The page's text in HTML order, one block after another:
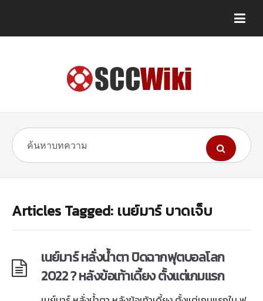
Articles Tagged: เนย์มาร์ บาดเจ็บ
เนย์มาร์ หลั่งน้ำตา ปิดฉากฟุตบอลโลก
2022 ? หลังข้อเท้าเดี้ยง ตั้งแต่เกมแรก